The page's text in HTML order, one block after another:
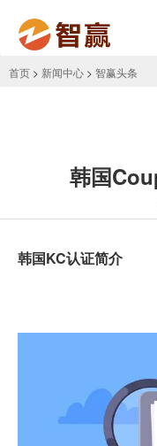
首页 > 新闻中心 > 智赢头条
韩国
韩国KC认证简介